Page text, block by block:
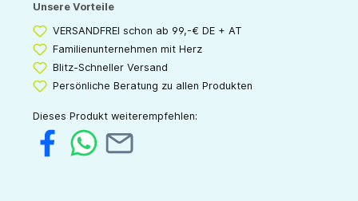
Unsere Vorteile
VERSANDFREI schon ab 99,-€ DE + AT
Familienunternehmen mit Herz
Blitz-Schneller Versand
Persönliche Beratung zu allen Produkten
Dieses Produkt weiterempfehlen: